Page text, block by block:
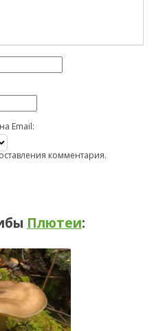
Email:
комментария.
Плютеи: